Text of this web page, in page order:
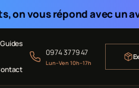
on vous répond avec un
Guides
09 74 37 79 47
Lun–Ven 10h–17h